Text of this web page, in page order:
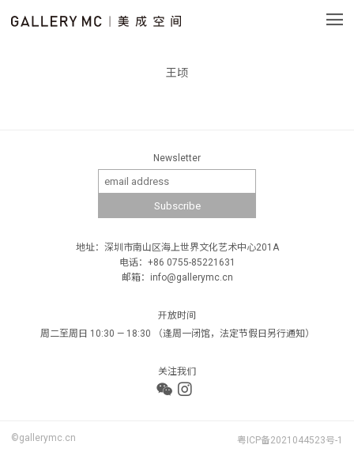
王顷
Newsletter
地址：深圳市南山区海上世界文化艺术中心201A
电话：+86 0755-85221631
邮箱：info@gallerymc.cn
开放时间
周二至周日 10:30 — 18:30 （逢周一闭馆，法定节假日另行通知）
关注我们
©gallerymc.cn 粤ICP备2021044523号-1